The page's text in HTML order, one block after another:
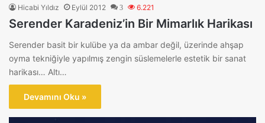
Hicabi Yıldız Eylül 2012 3 6.221
Serender Karadeniz’in Bir Mimarlık Harikası
Serender basit bir kulübe ya da ambar değil, üzerinde ahşap
oyma tekniğiyle yapılmış zengin süslemelerle estetik bir sanat
harikası… Altı…
Devamını Oku »